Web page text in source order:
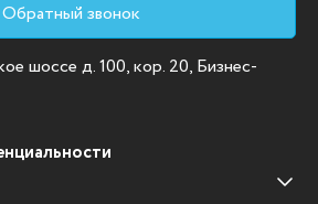
Обратный звонок
шоссе д. 100, кор. 20, Бизнес-